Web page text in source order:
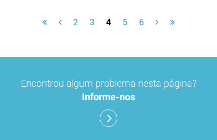
2 3 4 5 6
Encontrou algum problema nesta página?
Informe-nos